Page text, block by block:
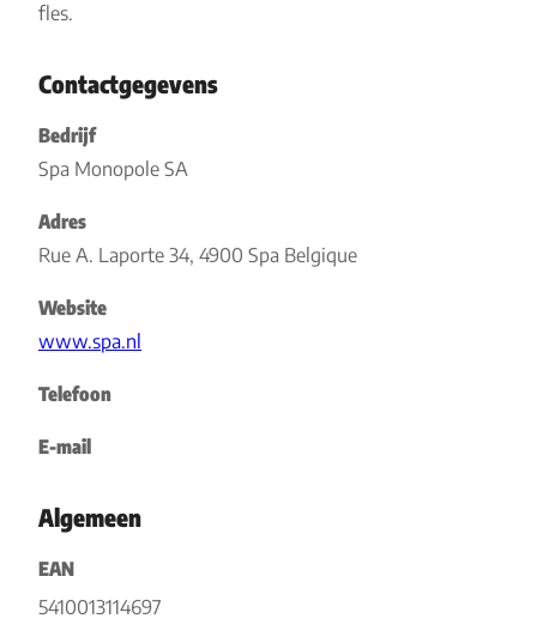
fles.
Contactgegevens
Bedrijf
Spa Monopole SA
Adres
Rue A. Laporte 34, 4900 Spa Belgique
Website
www.spa.nl
Telefoon
E-mail
Algemeen
EAN
5410013114697